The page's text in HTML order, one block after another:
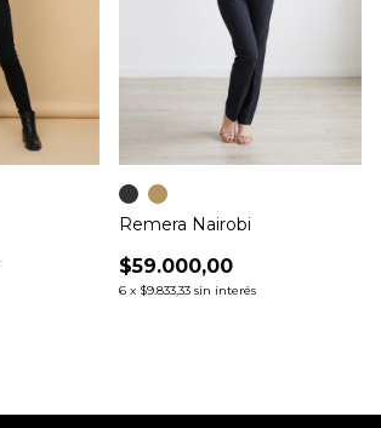
Remera Nairobi
$59.000,00
6 x $9.833,33 sin interés